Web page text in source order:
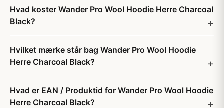
Hvad koster Wander Pro Wool Hoodie Herre Charcoal
Black?
Hvilket mærke står bag Wander Pro Wool Hoodie
Herre Charcoal Black?
Hvad er EAN / Produktid for Wander Pro Wool Hoodie
Herre Charcoal Black?